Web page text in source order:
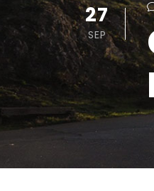
27
SEP